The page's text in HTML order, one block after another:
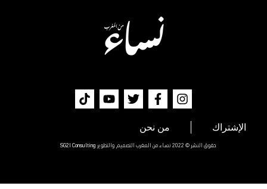
الإشتراك من نحن
حقوق النشر © 2022 نساء من المغرب التصميم والتطوير SG2I Consulting